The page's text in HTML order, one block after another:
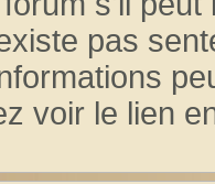
pas
voir le lien